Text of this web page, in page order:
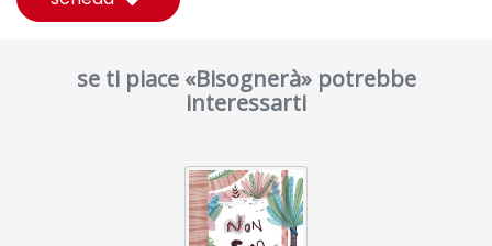
se ti piace «Bisognerà» potrebbe
interessarti